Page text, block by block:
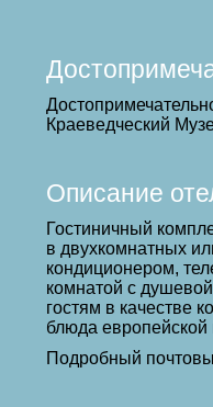
Краеведческий
Описание
Гостиничный
в двухкомнатных
кондиционером,
комнатой с
гостям в качестве
блюда европейской
Подробный